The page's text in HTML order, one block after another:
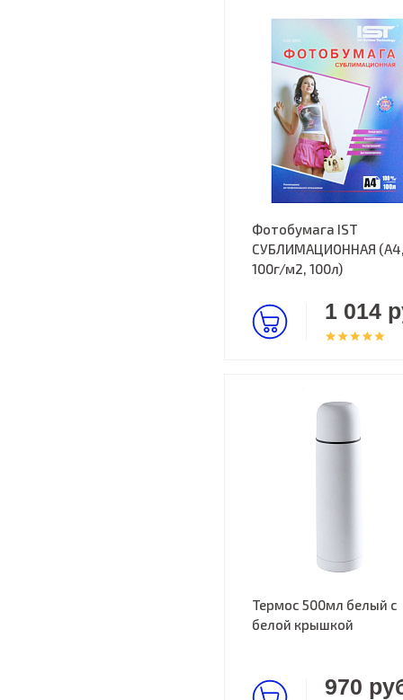
Фотобумага IST
СУБЛИМАЦИОННАЯ
100г/м2, 100л)
1 014
Термос 500мл белый с
белой крышкой
970